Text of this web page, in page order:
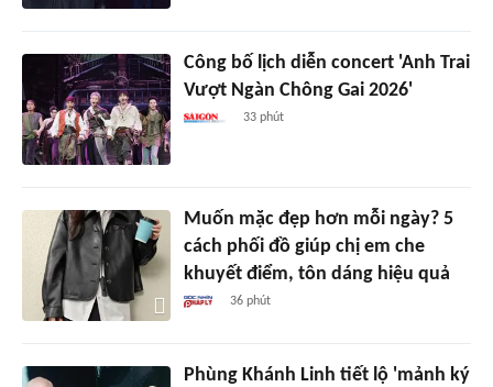
Công bố lịch diễn concert 'Anh Trai
Vượt Ngàn Chông Gai 2026'
33 phút
Muốn mặc đẹp hơn mỗi ngày? 5
cách phối đồ giúp chị em che
khuyết điểm, tôn dáng hiệu quả
36 phút
Phùng Khánh Linh tiết lộ 'mảnh ký